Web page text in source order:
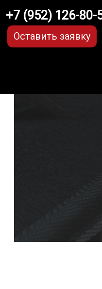
+7 (952) 126-80-
Оставить заявку